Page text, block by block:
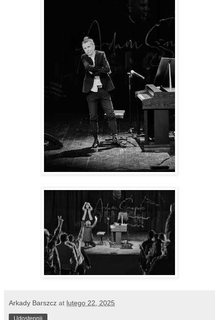
Arkady Barszcz at lutego 22, 2025
Udostępnij